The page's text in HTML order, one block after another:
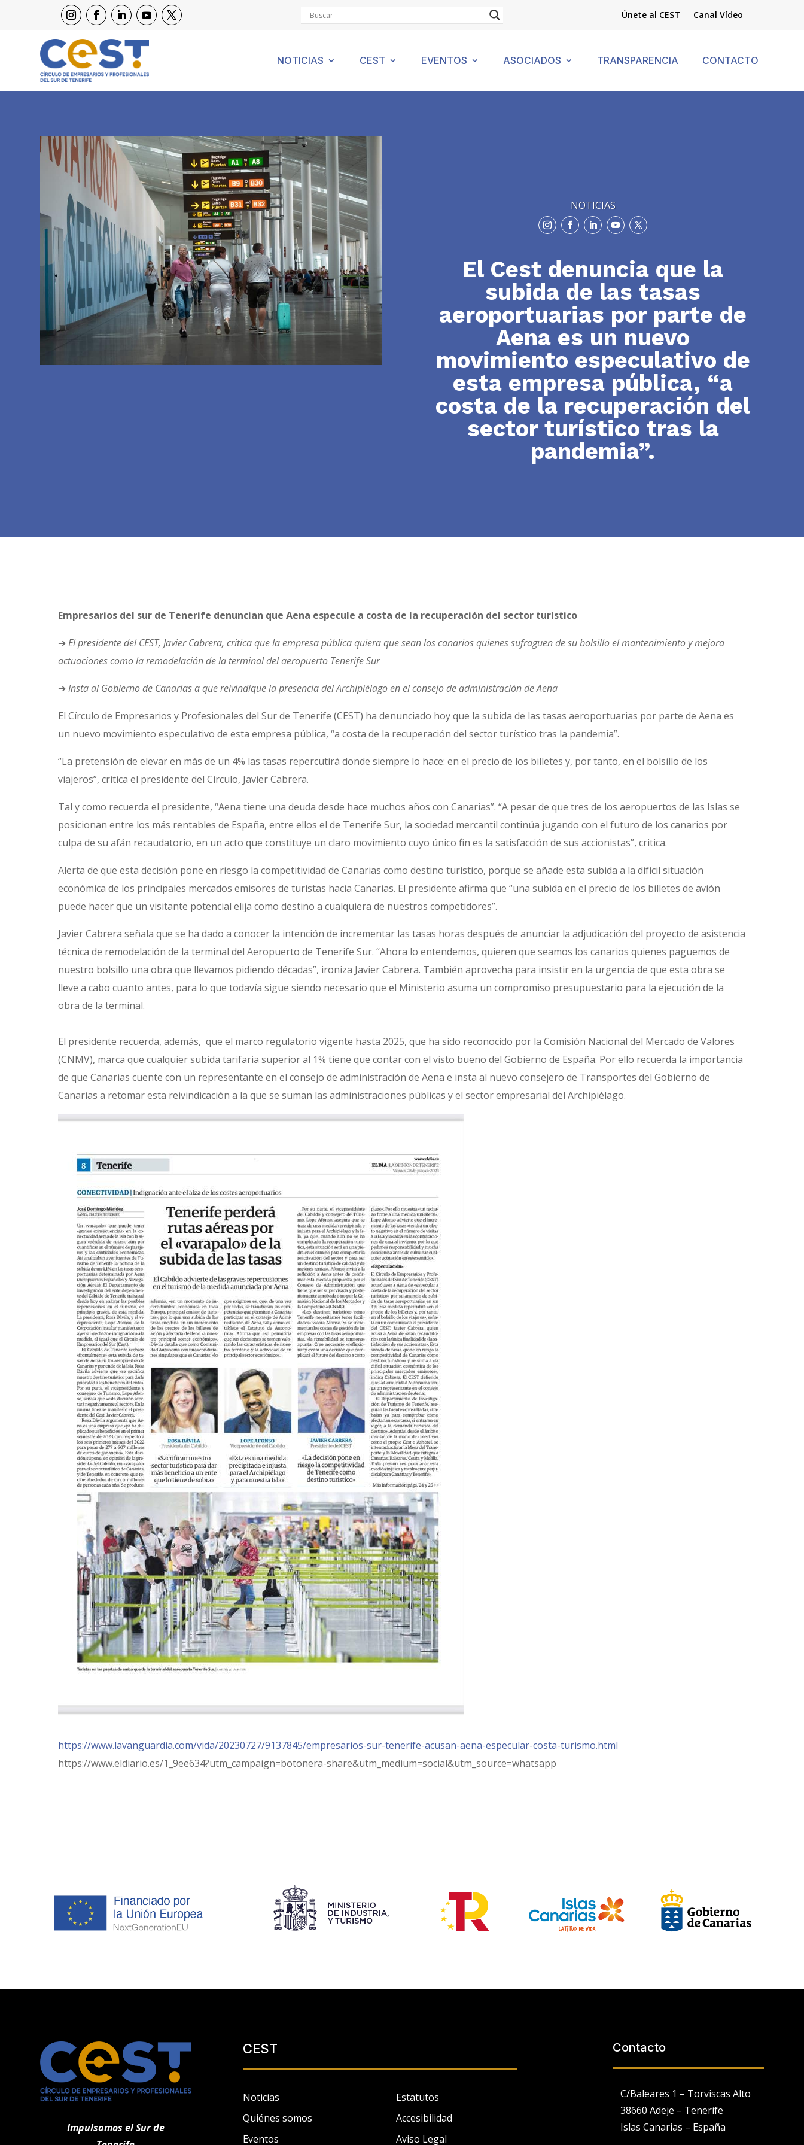
Únete al CEST Canal Vídeo
NOTICIAS CEST EVENTOS ASOCIADOS TRANSPARENCIA CONTACTO
NOTICIAS
El Cest denuncia que la
subida de las tasas
aeroportuarias por parte de
Aena es un nuevo
movimiento especulativo de
esta empresa pública, “a
costa de la recuperación del
sector turístico tras la
pandemia”.
Empresarios del sur de Tenerife denuncian que Aena especule a costa de la recuperación del sector turístico
➔El presidente del CEST, Javier Cabrera, critica que la empresa pública quiera que sean los canarios quienes sufraguen de su bolsillo el mantenimiento y mejora
actuaciones como la remodelación de la terminal del aeropuerto Tenerife Sur
➔Insta al Gobierno de Canarias a que reivindique la presencia del Archipiélago en el consejo de administración de Aena
El Círculo de Empresarios y Profesionales del Sur de Tenerife (CEST) ha denunciado hoy que la subida de las tasas aeroportuarias por parte de Aena es
un nuevo movimiento especulativo de esta empresa pública, “a costa de la recuperación del sector turístico tras la pandemia”.
“La pretensión de elevar en más de un 4% las tasas repercutirá donde siempre lo hace: en el precio de los billetes y, por tanto, en el bolsillo de los
viajeros”, critica el presidente del Círculo, Javier Cabrera.
Tal y como recuerda el presidente, “Aena tiene una deuda desde hace muchos años con Canarias”. “A pesar de que tres de los aeropuertos de las Islas se
posicionan entre los más rentables de España, entre ellos el de Tenerife Sur, la sociedad mercantil continúa jugando con el futuro de los canarios por
culpa de su afán recaudatorio, en un acto que constituye un claro movimiento cuyo único fin es la satisfacción de sus accionistas”, critica.
Alerta de que esta decisión pone en riesgo la competitividad de Canarias como destino turístico, porque se añade esta subida a la difícil situación
económica de los principales mercados emisores de turistas hacia Canarias. El presidente afirma que “una subida en el precio de los billetes de avión
puede hacer que un visitante potencial elija como destino a cualquiera de nuestros competidores”.
Javier Cabrera señala que se ha dado a conocer la intención de incrementar las tasas horas después de anunciar la adjudicación del proyecto de asistencia
técnica de remodelación de la terminal del Aeropuerto de Tenerife Sur. “Ahora lo entendemos, quieren que seamos los canarios quienes paguemos de
nuestro bolsillo una obra que llevamos pidiendo décadas”, ironiza Javier Cabrera. También aprovecha para insistir en la urgencia de que esta obra se
lleve a cabo cuanto antes, para lo que todavía sigue siendo necesario que el Ministerio asuma un compromiso presupuestario para la ejecución de la
obra de la terminal.
El presidente recuerda, además, que el marco regulatorio vigente hasta 2025, que ha sido reconocido por la Comisión Nacional del Mercado de Valores
(CNMV), marca que cualquier subida tarifaria superior al 1% tiene que contar con el visto bueno del Gobierno de España. Por ello recuerda la importancia
de que Canarias cuente con un representante en el consejo de administración de Aena e insta al nuevo consejero de Transportes del Gobierno de
Canarias a retomar esta reivindicación a la que se suman las administraciones públicas y el sector empresarial del Archipiélago.
https://www.lavanguardia.com/vida/20230727/9137845/empresarios-sur-tenerife-acusan-aena-especular-costa-turismo.html
https://www.eldiario.es/1_9ee634?utm_campaign=botonera-share&utm_medium=social&utm_source=whatsapp
Impulsamos el Sur de
CEST
Noticias
Quiénes somos
Eventos
Estatutos
Accesibilidad
Aviso Legal
Contacto
C/Baleares 1 – Torviscas Alto
38660 Adeje – Tenerife
Islas Canarias – España